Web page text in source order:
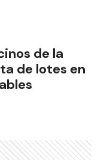
de la
de lotes en